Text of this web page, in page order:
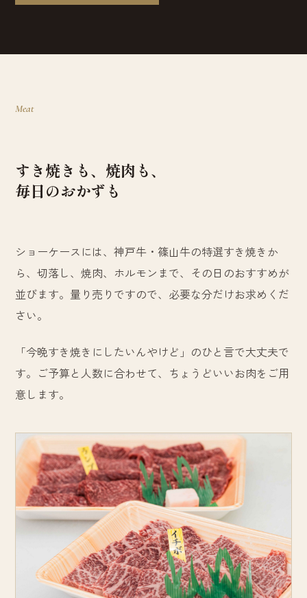
Meat
すき焼きも、焼肉も、
毎日のおかずも
ショーケースには、神戸牛・篠山牛の特選すき焼きか
ら、切落し、焼肉、ホルモンまで、その日のおすすめが
並びます。量り売りですので、必要な分だけお求めくだ
さい。
「今晩すき焼きにしたいんやけど」のひと言で大丈夫で
す。ご予算と人数に合わせて、ちょうどいいお肉をご用
意します。